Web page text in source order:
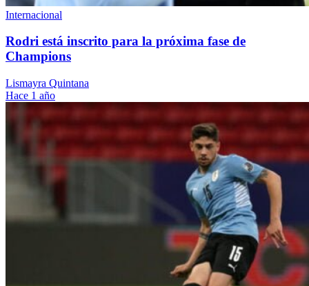
Internacional
Rodri está inscrito para la próxima fase de
Champions
Lismayra Quintana
Hace 1 año